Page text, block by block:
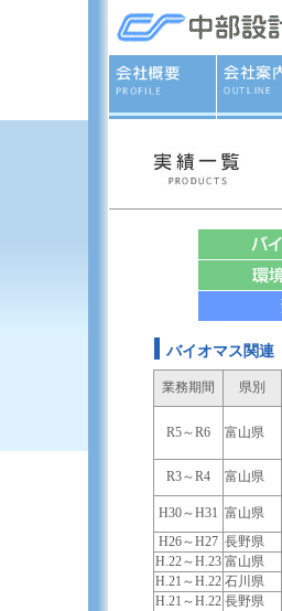
バイオマス関連
業務期間 県別
R5～R6 富山県
R3～R4
富山県
H30～H31 富山県
H26～H27 長野県
H.22～H.23 富山県
H.21～H.22 石川県
H.21～H.22 長野県